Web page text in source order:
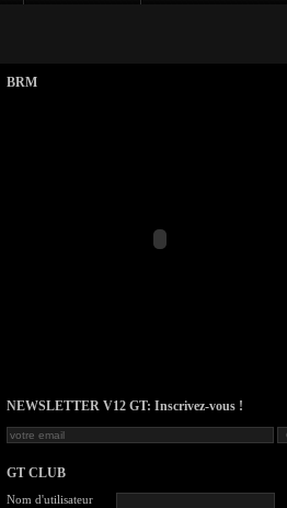
BRM
NEWSLETTER V12 GT: Inscrivez-vous !
GT CLUB
Nom d'utilisateur